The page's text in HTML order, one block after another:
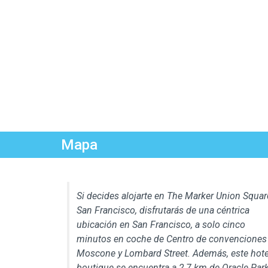
Mapa
Si decides alojarte en The Marker Union
San Francisco, disfrutarás de una céntrica
ubicación en San Francisco, a solo cinco
minutos en coche de Centro de convenciones
Moscone y Lombard Street. Además, este